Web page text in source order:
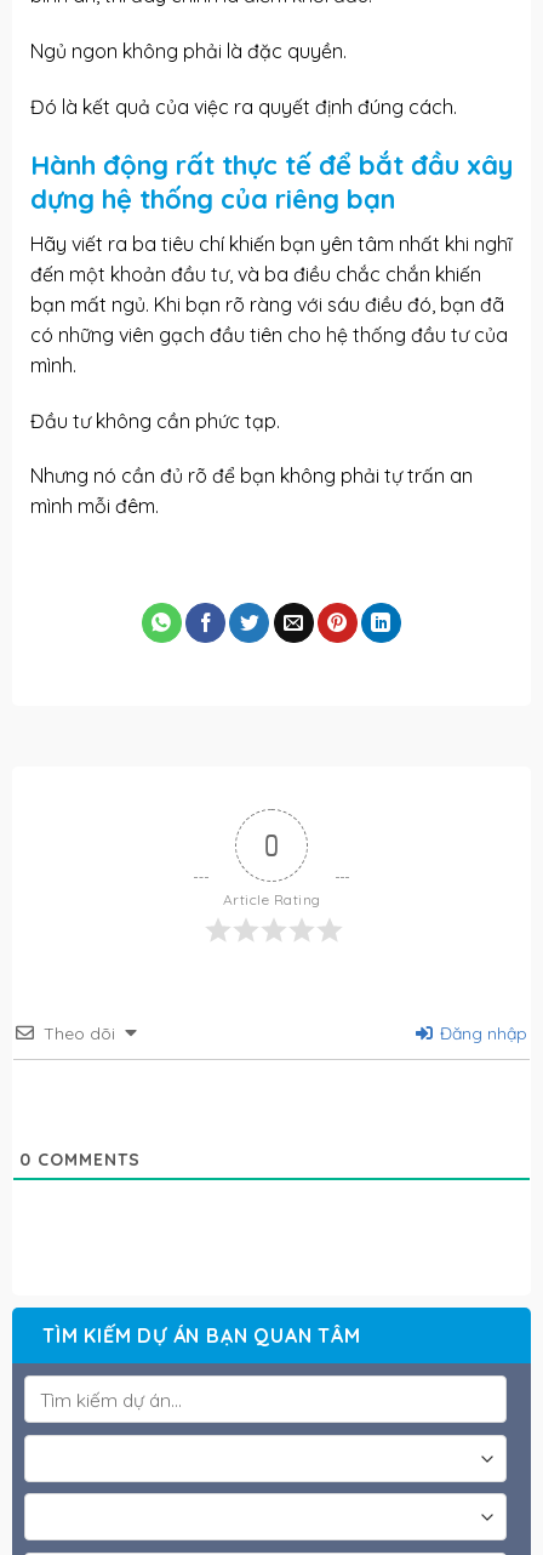
Ngủ ngon không phải là đặc quyền.
Đó là kết quả của việc ra quyết định đúng cách.
Hành động rất thực tế để bắt đầu xây
dựng hệ thống của riêng bạn
Hãy viết ra ba tiêu chí khiến bạn yên tâm nhất khi nghĩ
đến một khoản đầu tư, và ba điều chắc chắn khiến
bạn mất ngủ. Khi bạn rõ ràng với sáu điều đó, bạn đã
có những viên gạch đầu tiên cho hệ thống đầu tư của
mình.
Đầu tư không cần phức tạp.
Nhưng nó cần đủ rõ để bạn không phải tự trấn an
mình mỗi đêm.
0
Article Rating
Theo dõi Đăng nhập
0 COMMENTS
TÌM KIẾM DỰ ÁN BẠN QUAN TÂM